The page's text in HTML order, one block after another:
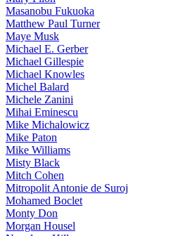
Masanobu Fukuoka
Matthew Paul Turner
Maye Musk
Michael E. Gerber
Michael Gillespie
Michael Knowles
Michel Balard
Michele Zanini
Mihai Eminescu
Mike Michalowicz
Mike Paton
Mike Williams
Misty Black
Mitch Cohen
Mitropolit Antonie de Suroj
Mohamed Boclet
Monty Don
Morgan Housel